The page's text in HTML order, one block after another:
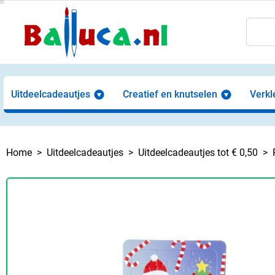
Uitdeelcadeautjes Creatief en knutselen
Home Uitdeelcadeautjes Uitdeelcadeautjes tot € 0,50